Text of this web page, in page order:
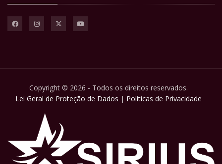
Copyright © 2026 - Todos os direitos reservados.
Lei Geral de Proteção de Dados | Políticas de Privacidade